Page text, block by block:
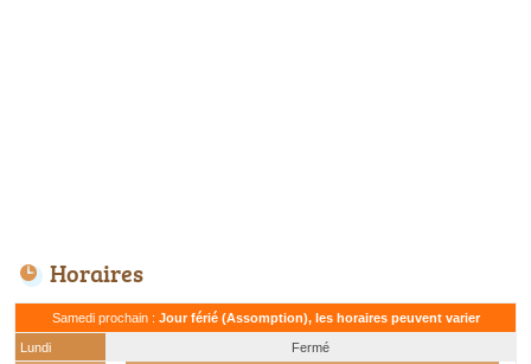
Horaires
Samedi prochain : Jour férié (Assomption), les horaires peuvent varier
Lundi
Fermé